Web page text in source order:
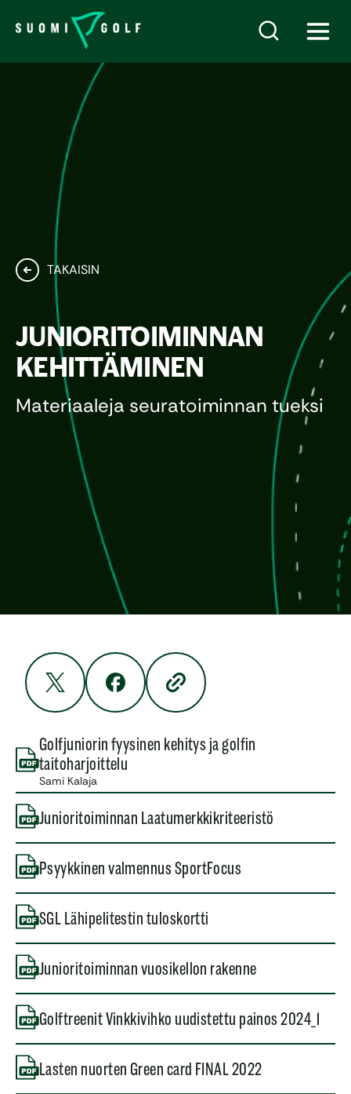
TAKAISIN
JUNIORITOIMINNAN
KEHITTÄMINEN
Materiaaleja seuratoiminnan tueksi
Golfjuniorin fyysinen kehitys ja golfin
taitoharjoittelu
Sami Kalaja
Junioritoiminnan Laatumerkkikriteeristö
Psyykkinen valmennus SportFocus
SGL Lähipelitestin tuloskortti
Junioritoiminnan vuosikellon rakenne
Golftreenit Vinkkivihko uudistettu painos 2024_1
Lasten nuorten Green card FINAL 2022